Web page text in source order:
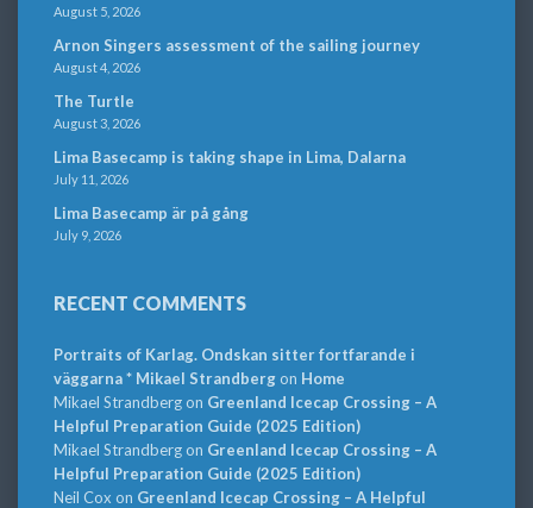
August 5, 2026
Arnon Singers assessment of the sailing journey
August 4, 2026
The Turtle
August 3, 2026
Lima Basecamp is taking shape in Lima, Dalarna
July 11, 2026
Lima Basecamp är på gång
July 9, 2026
RECENT COMMENTS
Portraits of Karlag. Ondskan sitter fortfarande i
väggarna * Mikael Strandbergon Home
Mikael Strandbergon Greenland Icecap Crossing – A
Helpful Preparation Guide (2025 Edition)
Mikael Strandbergon Greenland Icecap Crossing – A
Helpful Preparation Guide (2025 Edition)
Neil Cox on Greenland Icecap Crossing – A Helpful